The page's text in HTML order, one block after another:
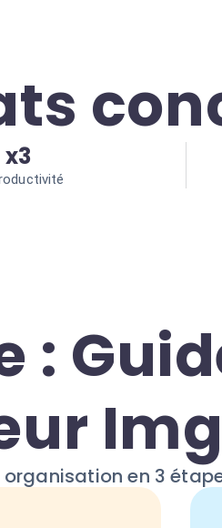
x3
:
en 3